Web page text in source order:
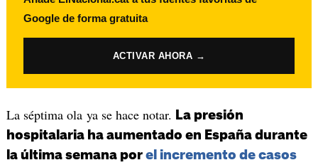
Google de forma gratuita
ACTIVAR AHORA →
La séptima ola ya se hace notar.
La presión
hospitalaria ha aumentado en España durante
la última semana por el incremento de casos